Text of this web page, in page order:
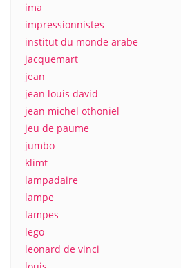
ima
impressionnistes
institut du monde arabe
jacquemart
jean
jean louis david
jean michel othoniel
jeu de paume
jumbo
klimt
lampadaire
lampe
lampes
lego
leonard de vinci